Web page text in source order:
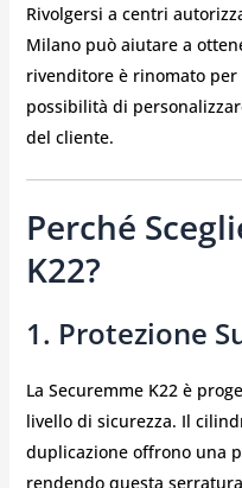
Rivolgersi a centri
Milano può aiutare a
rivenditore è rinomato
possibilità di
del cliente.
Perché
K22?
1. Protezione
La Securemme K22 è
livello di sicurezza. Il
duplicazione offrono una
rendendo questa